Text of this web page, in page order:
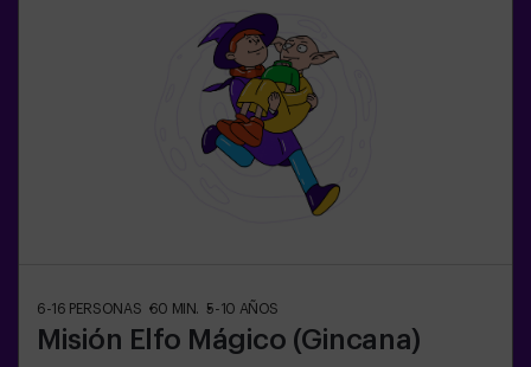
6-16 PERSONAS 60 MIN. 5-10 AÑOS
Misión Elfo Mágico (Gincana)